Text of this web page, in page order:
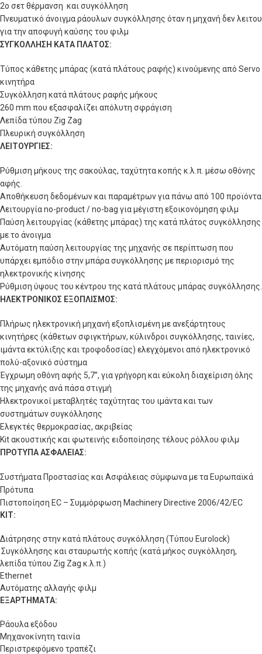
2ο σετ θέρμανση και συγκόλληση
Πνευματικό άνοιγμα ράουλων συγκόλλησης όταν η μηχανή δεν
για την αποφυγή καύσης του φιλμ
ΣΥΓΚΟΛΛΗΣΗ ΚΑΤΑ ΠΛΑΤΟΣ:
Tύπος κάθετης μπάρας (κατά πλάτους ραφής) κινούμενης από Servo
κινητήρα
Συγκόλληση κατά πλάτους ραφής μήκους
260 mm που εξασφαλίζει απόλυτη σφράγιση
Λεπίδα τύπου Zig Zag
Πλευρική συγκόλληση
ΛΕΙΤΟΥΡΓΙΕΣ:
Ρύθμιση μήκους της σακούλας, ταχύτητα κοπής κ.λ.π. μέσω οθόνης
αφής.
Αποθήκευση δεδομένων και παραμέτρων για πάνω από 100 προϊόντα
Λειτουργία no-product / no-bag για μέγιστη εξοικονόμηση φιλμ
Παύση λειτουργίας (κάθετης μπάρας) της κατά πλάτος συγκόλλησης
με το άνοιγμα
Αυτόματη παύση λειτουργίας της μηχανής σε περίπτωση που
υπάρχει εμπόδιο στην μπάρα συγκόλλησης με περιορισμό της
ηλεκτρονικής κίνησης
Ρύθμιση ύψους του κέντρου της κατά πλάτους μπάρας συγκόλλησης.
ΗΛΕΚΤΡΟΝΙΚΟΣ ΕΞΟΠΛΙΣΜΟΣ:
Πλήρως ηλεκτρονική μηχανή εξοπλισμένη με ανεξάρτητους
κινητήρες (κάθετων σφιγκτήρων, κύλινδροι συγκόλλησης, ταινίες,
ιμάντα εκτύλιξης και τροφοδοσίας) ελεγχόμενοι από ηλεκτρονικό
πολύ-αξονικό σύστημα
Έγχρωμη οθόνη αφής 5,7’’, για γρήγορη και εύκολη διαχείριση όλης
της μηχανής ανά πάσα στιγμή
Ηλεκτρονικοί μεταβλητές ταχύτητας του ιμάντα και των
συστημάτων συγκόλλησης
Ελεγκτές θερμοκρασίας, ακριβείας
Kit ακουστικής και φωτεινής ειδοποίησης τέλους ρόλλου φιλμ
ΠΡΟΤΥΠΑ ΑΣΦΑΛΕΙΑΣ:
Συστήματα Προστασίας και Ασφάλειας σύμφωνα με τα Ευρωπαϊκά
Πρότυπα
Πιστοποίηση EC – Συμμόρφωση Machinery Directive 2006/42/EC
KIT:
Διάτρησης στην κατά πλάτους συγκόλληση (Τύπου Eurolock)
Συγκόλλησης και σταυρωτής κοπής (κατά μήκος συγκόλληση,
λεπίδα τύπου Zig Zag κ.λ.π.)
Ethernet
Αυτόματης αλλαγής φιλμ
ΕΞΑΡΤΗΜΑΤΑ:
Ράουλα εξόδου
Μηχανοκίνητη ταινία
Περιστρεφόμενο τραπέζι